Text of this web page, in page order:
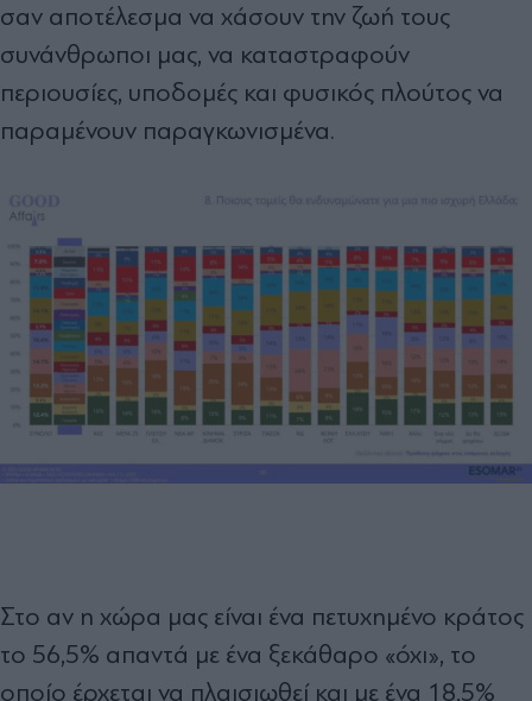
σαν αποτέλεσμα να χάσουν την ζωή τους
συνάνθρωποι μας, να καταστραφούν
περιουσίες, υποδομές και φυσικός πλούτος να
παραμένουν παραγκωνισμένα.
Στο αν η χώρα μας είναι ένα πετυχημένο κράτος
το 56,5% απαντά με ένα ξεκάθαρο «όχι», το
οποίο έρχεται να πλαισιωθεί και με ένα 18,5%